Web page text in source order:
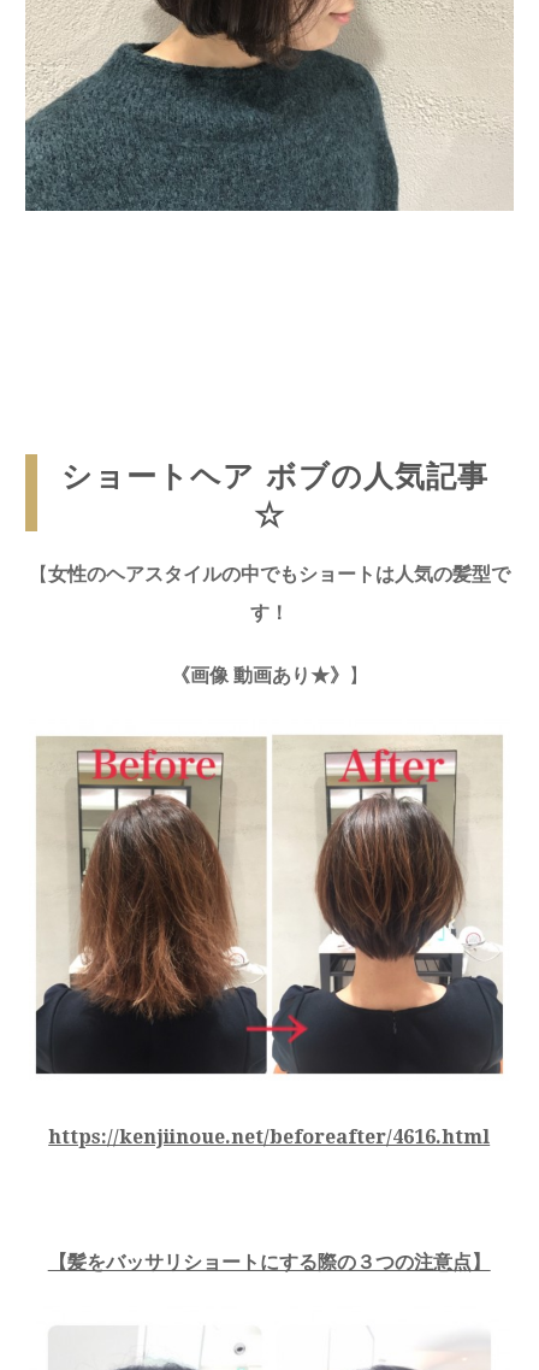
ショートヘア ボブの人気記事
☆
【女性のヘアスタイルの中でもショートは人気の髪型で
す！
《画像 動画あり★》 】
https://kenjiinoue.net/beforeafter/4616.html
【髪をバッサリショートにする際の３つの注意点】